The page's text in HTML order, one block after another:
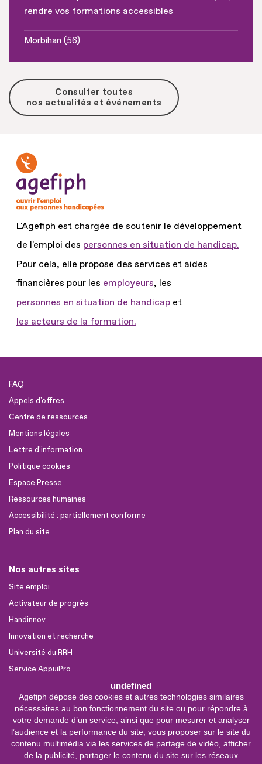
undefined
Agefiph dépose des cookies et autres technologies similaires
nécessaires au bon fonctionnement du site ou pour répondre à
votre demande d’un service, ainsi que pour mesurer et analyser
l’audience et la performance du site, vous proposer sur le site du
contenu multimédia via les services de partage de vidéo, afficher
de la publicité, partager le contenu du site sur les réseaux
rendre vos formations accessibles
Morbihan (56)
Consulter toutes
nos actualités et événements
L'Agefiph est chargée de soutenir le développement
de l'emploi des personnes en situation de handicap.
Pour cela, elle propose des services et aides
financières pour les employeurs, les
personnes en situation de handicap et
les acteurs de la formation.
FAQ
Appels d'offres
Centre de ressources
Mentions légales
Lettre d'information
Politique cookies
Espace Presse
Ressources humaines
Accessibilité : partiellement conforme
Plan du site
Nos autres sites
Site emploi
Activateur de progrès
Handinnov
Innovation et recherche
Université du RRH
Service AppuiPro
Nous suivre
Youtube
Linkedin
Facebook